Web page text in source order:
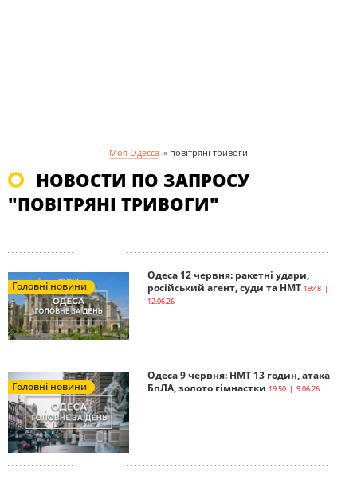
Моя Одесса » повітряні тривоги
НОВОСТИ ПО ЗАПРОСУ
"ПОВІТРЯНІ ТРИВОГИ"
Головні новини
Одеса 12 червня: ракетні удари,
російський агент, суди та НМТ 19:48 |
12.06.26
Головні новини
Одеса 9 червня: НМТ 13 годин, атака
БпЛА, золото гімнастки 19:50 | 9.06.26